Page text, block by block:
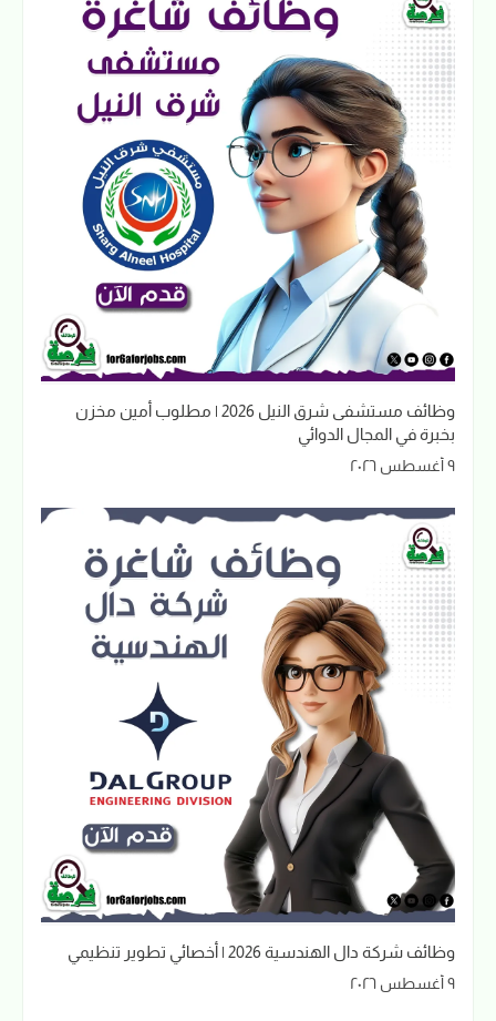
وظائف مستشفى شرق النيل 2026 | مطلوب أمين مخزن
بخبرة في المجال الدوائي
٩ أغسطس ٢٠٢٦
وظائف شركة دال الهندسية 2026 | أخصائي تطوير تنظيمي
٩ أغسطس ٢٠٢٦